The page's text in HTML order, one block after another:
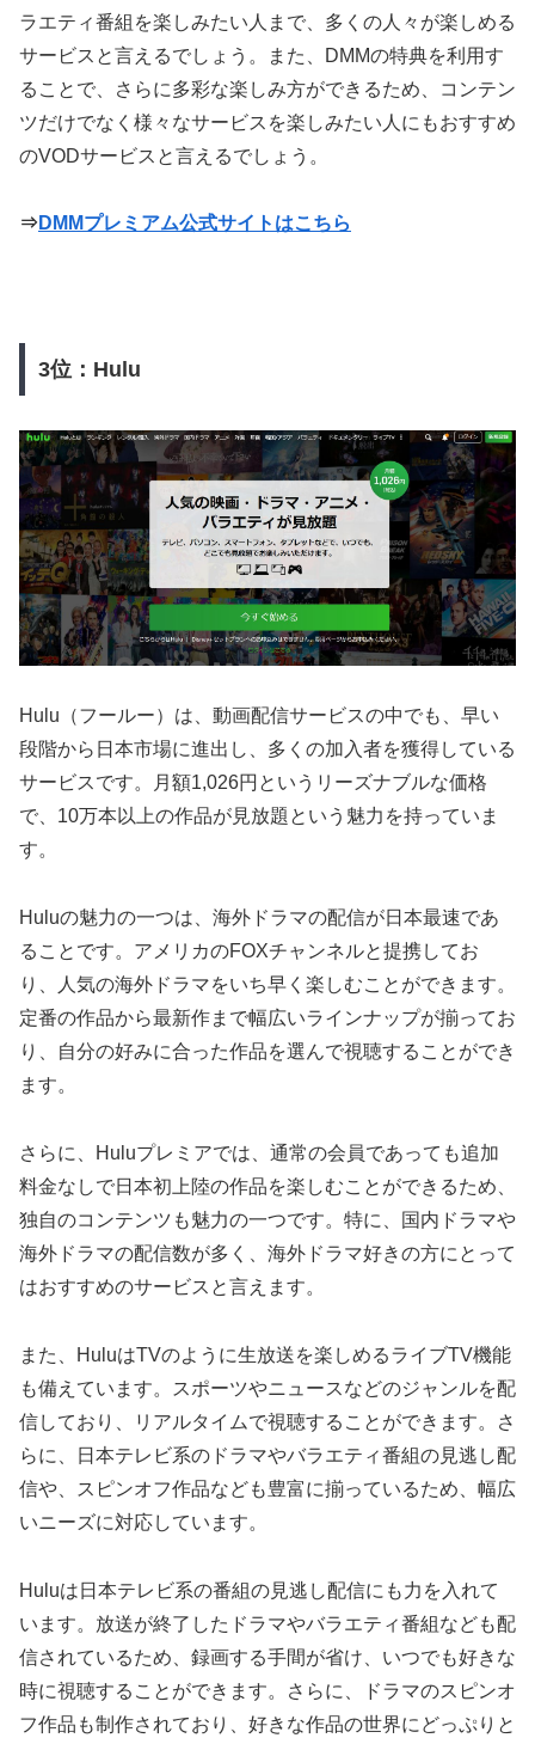
ラエティ番組を楽しみたい人まで、多くの人々が楽しめる
サービスと言えるでしょう。また、DMMの特典を利用す
ることで、さらに多彩な楽しみ方ができるため、コンテン
ツだけでなく様々なサービスを楽しみたい人にもおすすめ
のVODサービスと言えるでしょう。
⇒ DMMプレミアム公式サイトはこちら
3位：Hulu
Hulu（フールー）は、動画配信サービスの中でも、早い
段階から日本市場に進出し、多くの加入者を獲得している
サービスです。月額1,026円というリーズナブルな価格
で、10万本以上の作品が見放題という魅力を持っていま
す。
Huluの魅力の一つは、海外ドラマの配信が日本最速であ
ることです。アメリカのFOXチャンネルと提携してお
り、人気の海外ドラマをいち早く楽しむことができます。
定番の作品から最新作まで幅広いラインナップが揃ってお
り、自分の好みに合った作品を選んで視聴することができ
ます。
さらに、Huluプレミアでは、通常の会員であっても追加
料金なしで日本初上陸の作品を楽しむことができるため、
独自のコンテンツも魅力の一つです。特に、国内ドラマや
海外ドラマの配信数が多く、海外ドラマ好きの方にとって
はおすすめのサービスと言えます。
また、HuluはTVのように生放送を楽しめるライブTV機能
も備えています。スポーツやニュースなどのジャンルを配
信しており、リアルタイムで視聴することができます。さ
らに、日本テレビ系のドラマやバラエティ番組の見逃し配
信や、スピンオフ作品なども豊富に揃っているため、幅広
いニーズに対応しています。
Huluは日本テレビ系の番組の見逃し配信にも力を入れて
います。放送が終了したドラマやバラエティ番組なども配
信されているため、録画する手間が省け、いつでも好きな
時に視聴することができます。さらに、ドラマのスピンオ
フ作品も制作されており、好きな作品の世界にどっぷりと